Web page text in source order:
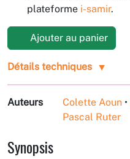
plateforme i-samir.
Ajouter au panier
Détails techniques
Auteurs Colette Aoun •
Pascal Ruter
Synopsis